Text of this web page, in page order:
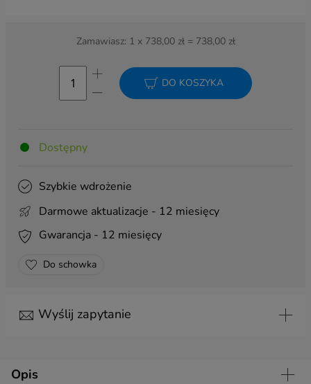
Dostępny
Szybkie wdrożenie
Darmowe aktualizacje - 12 miesięcy
Gwarancja - 12 miesięcy
Do schowka
Zamawiasz: 1 x 738,00zł = 738,00zł
DO KOSZYKA
Wyślij zapytanie
Opis